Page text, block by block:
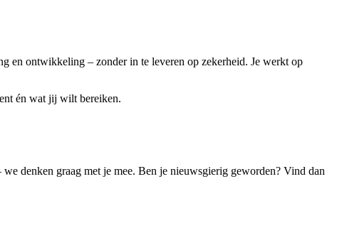
en ontwikkeling – zonder in te leveren op zekerheid. Je werkt op
én wat jij wilt bereiken.
denken graag met je mee. Ben je nieuwsgierig geworden? Vind dan